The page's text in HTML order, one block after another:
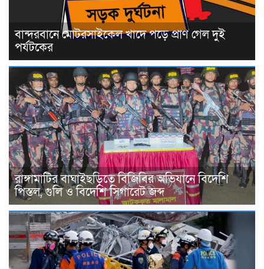
বান্দরবানে মোটরসাইকেল খাদে পড়ে প্রাণ গেল দুই
পর্যটকের
রাঙ্গামাটির বাঘাইছড়িতে বিজিবির অভিযানে বিদেশি
পিস্তল, গুলি ও বিদেশি সিগারেট জব্দ